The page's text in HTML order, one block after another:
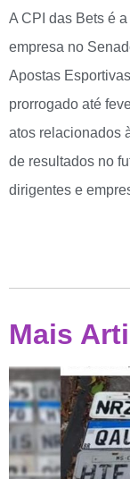
A CPI das Bets é
empresa no
Apostas
prorrogado até
atos relacionados
de resultados no
dirigentes e
Mais